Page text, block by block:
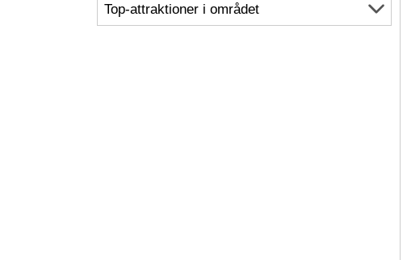
Top-attraktioner i området